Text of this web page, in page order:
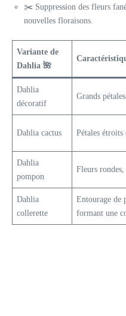
✂️ Suppression des fleurs
nouvelles floraisons.
Variante de
Dahlia 🌺
Dahlia
décoratif
Grands
Dahlia cactus Pétales
Dahlia
pompon
Fleurs rondes,
Dahlia
collerette
Entourage de
formant une